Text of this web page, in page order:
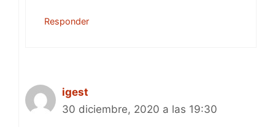
Responder
igest
30 diciembre, 2020 a las 19:30